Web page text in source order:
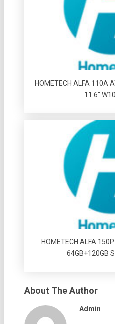
HOMETECH ALFA 110A
11.6″
HOMETECH ALFA
64GB+120GB
About The Author
Admin